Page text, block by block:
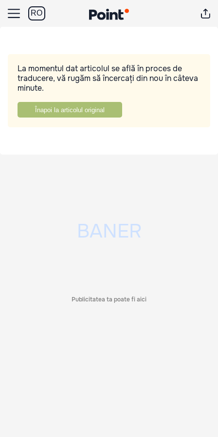
RO
La momentul dat articolul se află în proces de
traducere, vă rugăm să încercați din nou în câteva
minute.
Înapoi la articolul original
Publicitatea ta poate fi aici